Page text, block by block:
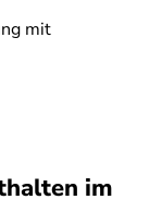
mit
im